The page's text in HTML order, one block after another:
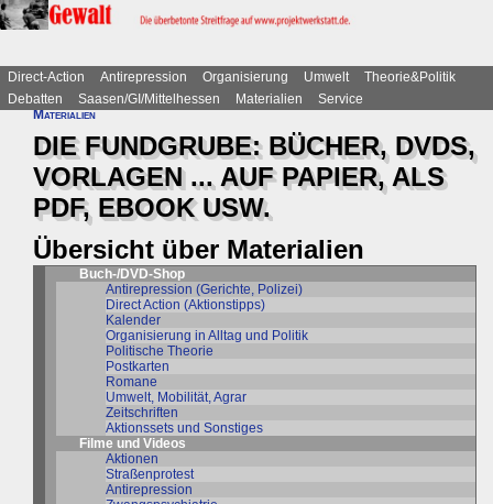
Direct-Action Antirepression Organisierung Umwelt
Theorie&Politik
Debatten
Saasen/GI/Mittelhessen Materialien
Service
Materialien
DIE FUNDGRUBE: BÜCHER, DVDS,
VORLAGEN ... AUF PAPIER, ALS
PDF, EBOOK USW.
Übersicht über Materialien
Buch-/DVD-Shop
Antirepression (Gerichte, Polizei)
Direct Action (Aktionstipps)
Kalender
Organisierung in Alltag und Politik
Politische Theorie
Postkarten
Romane
Umwelt, Mobilität, Agrar
Zeitschriften
Aktionssets und Sonstiges
Filme und Videos
Aktionen
Straßenprotest
Antirepression